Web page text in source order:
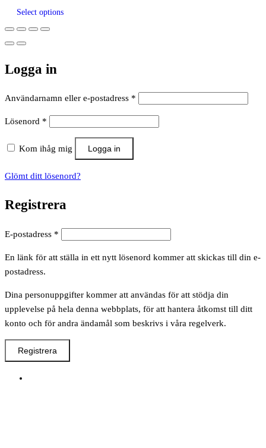
Select options
Logga in
Användarnamn eller e-postadress *
Lösenord *
Kom ihåg mig Logga in
Glömt ditt lösenord?
Registrera
E-postadress *
En länk för att ställa in ett nytt lösenord kommer att skickas till din e-
postadress.
Dina personuppgifter kommer att användas för att stödja din
upplevelse på hela denna webbplats, för att hantera åtkomst till ditt
konto och för andra ändamål som beskrivs i våra regelverk.
Registrera